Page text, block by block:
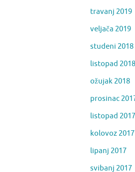
travanj 2019
veljača 2019
studeni 2018
listopad 2018
ožujak 2018
prosinac
listopad 2017
kolovoz 2017
lipanj 2017
svibanj 2017